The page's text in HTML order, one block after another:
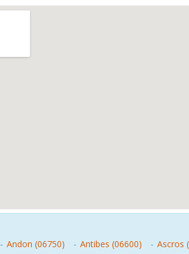
- Andon (06750) - Antibes (06600) - Ascros